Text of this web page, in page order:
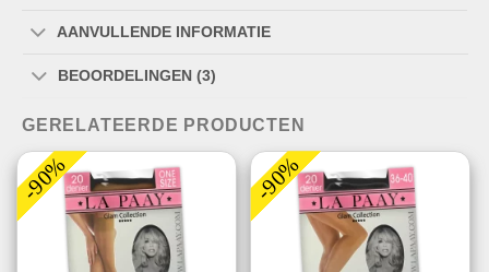
AANVULLENDE INFORMATIE
BEOORDELINGEN (3)
GERELATEERDE PRODUCTEN
-90% -90%